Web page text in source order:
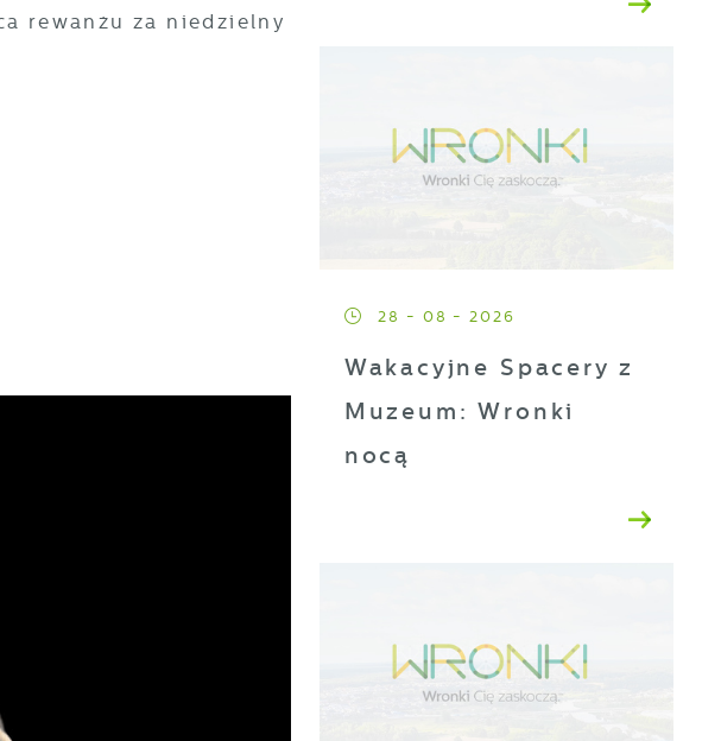
rewanżu za niedzielny
28 - 08 - 2026
Wakacyjne Spacery z
Muzeum: Wronki
nocą